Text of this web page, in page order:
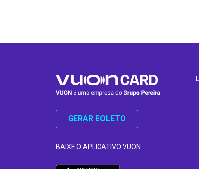
GERAR BOLETO
BAIXE O APLICATIVO VUON